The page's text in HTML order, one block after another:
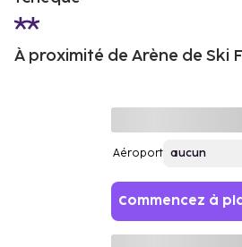
À proximité de Arène de Ski
Aéroport
Commencez à